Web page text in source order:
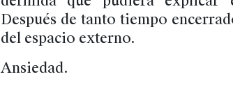
Después de tanto tiempo
del espacio externo.
Ansiedad.